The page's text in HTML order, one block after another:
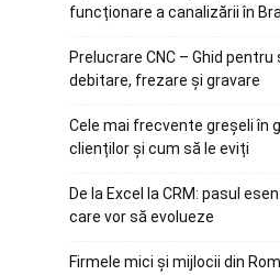
funcționare a canalizării în
Prelucrare CNC – Ghid pentru
debitare, frezare și gravare
Cele mai frecvente greșeli în
clienților și cum să le eviți
De la Excel la CRM: pasul
care vor să evolueze
Firmele mici și mijlocii din